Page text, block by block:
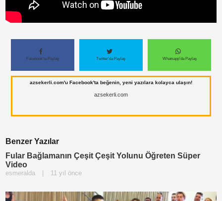
Facebook'ta Paylaş Twitter'da Paylaş Whatsapp'da Paylaş
azsekerli.com'u Facebook'ta beğenin, yeni yazılara kolayca ulaşın!
azsekerli.com
Benzer Yazılar
Fular Bağlamanın Çeşit Çeşit Yolunu Öğreten Süper
Video
esmeralda 11 yıl önce